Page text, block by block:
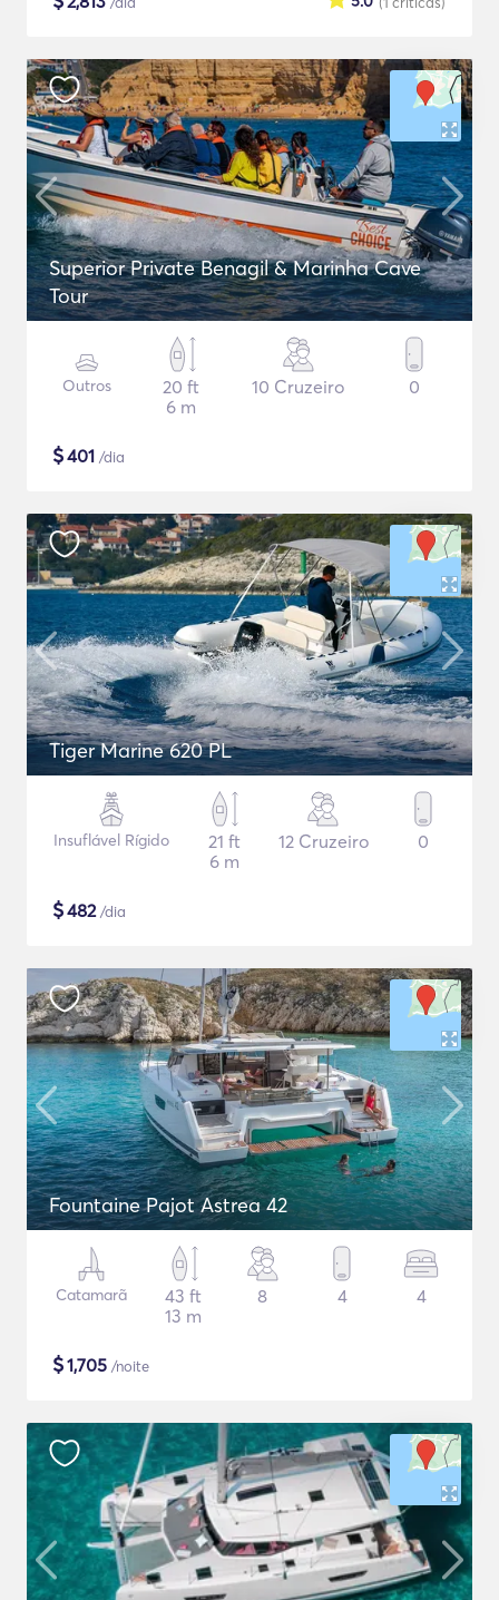
Superior Private Benagil & Marinha Cave
Tour
Outros
20 ft
6 m
10 Cruzeiro 0
$401 /dia
Tiger Marine 620 PL
Insuflável Rígido
21 ft
6 m
12 Cruzeiro 0
$482/dia
Fountaine Pajot Astrea 42
Catamarã
43 ft
13 m
8 4 4
$1,705 /noite